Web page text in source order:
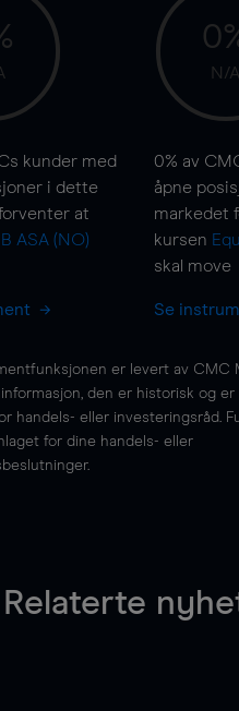
kunder med
i dette
at
ASA (NO)
N/A
0% av
åpne
markedet
kursen
skal move
Se
er levert av CMC
den er historisk og
handels- eller investeringsråd.
for dine handels- eller
Relaterte